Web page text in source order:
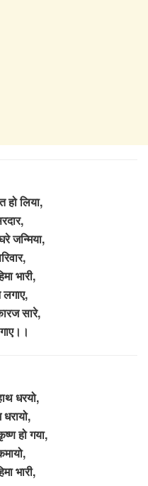
लिया,
जन्मिया,
भारी,
लगाए,
सारे,
धरयो,
हो गया,
भारी,